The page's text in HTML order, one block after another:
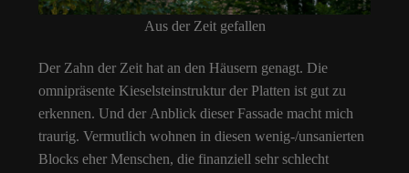
Aus der Zeit gefallen
Der Zahn der Zeit hat an den Häusern genagt. Die
omnipräsente Kieselsteinstruktur der Platten ist gut zu
erkennen. Und der Anblick dieser Fassade macht mich
traurig. Vermutlich wohnen in diesen wenig-/unsanierten
Blocks eher Menschen, die finanziell sehr schlecht